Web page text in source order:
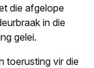
die afgelope
in die
gelei.
toerusting vir die